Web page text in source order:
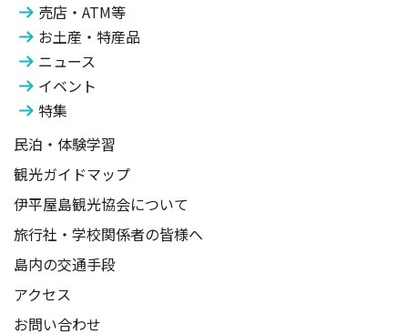
売店・ATM等
お土産・特産品
ニュース
イベント
特集
民泊・体験学習
観光ガイドマップ
伊平屋島観光協会について
旅行社・学校関係者の皆様へ
島内の交通手段
アクセス
お問い合わせ